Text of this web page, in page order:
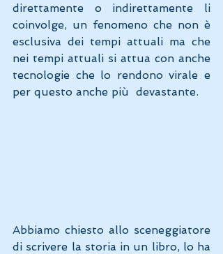
direttamente o indirettamente li
coinvolge, un fenomeno che non è
esclusiva dei tempi attuali ma che
nei tempi attuali si attua con anche
tecnologie che lo rendono virale e
per questo anche più  devastante.
Abbiamo chiesto allo sceneggiatore
di scrivere la storia in un libro, lo ha